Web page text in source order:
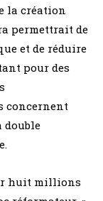
la création
permettrait de
et de réduire
pour des
concernent
double
huit millions